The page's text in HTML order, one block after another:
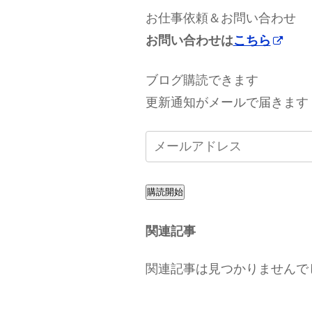
お仕事依頼＆お問い合わせ
お問い合わせはこちら
ブログ購読できます
更新通知がメールで届きます
購読開始
関連記事
関連記事は見つかりませんで